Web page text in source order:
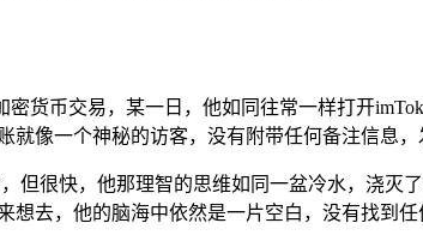
货币交易，某一日，他如同往常一样打开
像一个神秘的访客，没有附带任何备注信息，
很快，他那理智的思维如同一盆冷水，浇灭
去，他的脑海中依然是一片空白，没有找到任